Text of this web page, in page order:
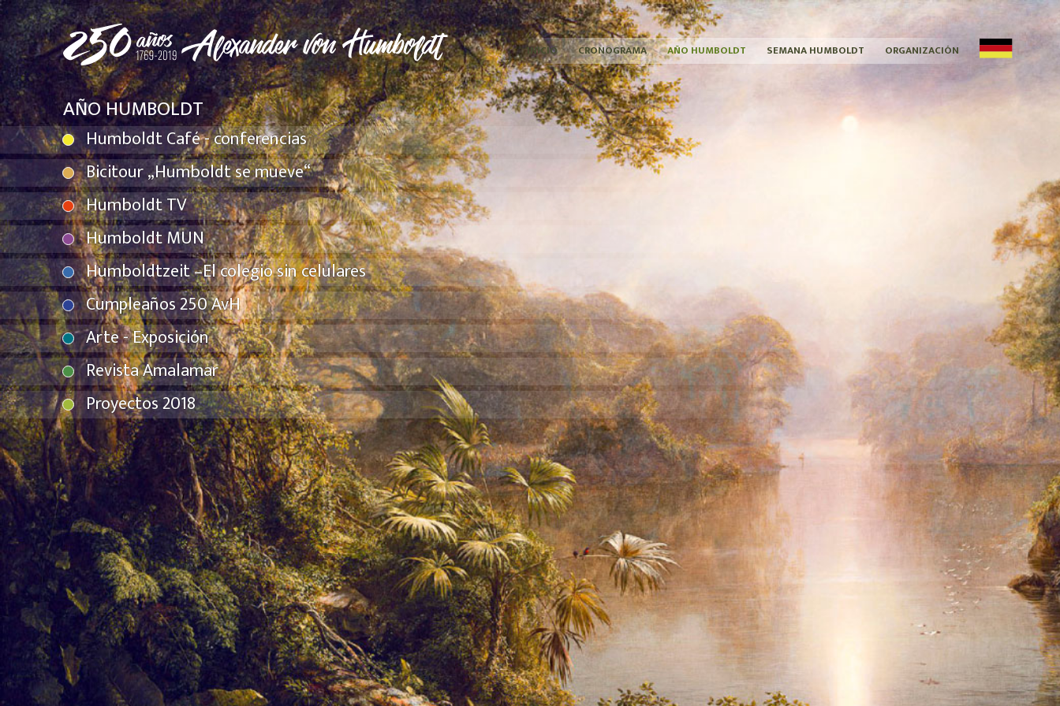
INICIO CRONOGRAMA AÑO HUMBOLDT SEMANA HUMBOLDT ORGANIZACIÓN
AÑO HUMBOLDT
Humboldt Café - conferencias
Bicitour „Humboldt se mueve“
Humboldt TV
Humboldt MUN
Humboldtzeit –El colegio sin celulares
Cumpleaños 250 AvH
Arte - Exposición
Revista Amalamar
Proyectos 2018